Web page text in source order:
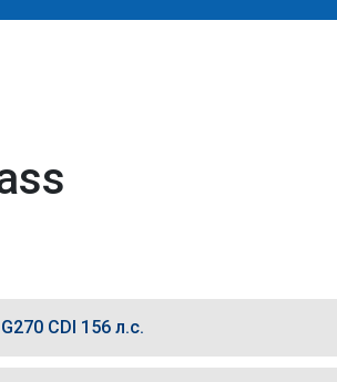
CDI 156 л.с.